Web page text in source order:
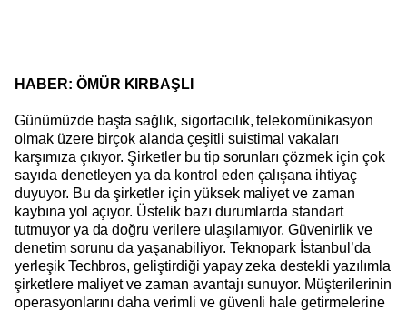
HABER: ÖMÜR KIRBAŞLI
Günümüzde başta sağlık, sigortacılık, telekomünikasyon
olmak üzere birçok alanda çeşitli suistimal vakaları
karşımıza çıkıyor. Şirketler bu tip sorunları çözmek için çok
sayıda denetleyen ya da kontrol eden çalışana ihtiyaç
duyuyor. Bu da şirketler için yüksek maliyet ve zaman
kaybına yol açıyor. Üstelik bazı durumlarda standart
tutmuyor ya da doğru verilere ulaşılamıyor. Güvenirlik ve
denetim sorunu da yaşanabiliyor. Teknopark İstanbul’da
yerleşik Techbros, geliştirdiği yapay zeka destekli yazılımla
şirketlere maliyet ve zaman avantajı sunuyor. Müşterilerinin
operasyonlarını daha verimli ve güvenli hale getirmelerine